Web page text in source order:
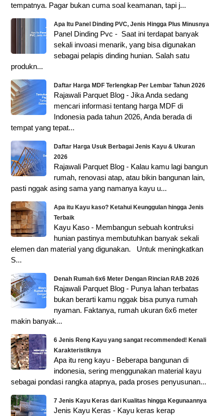
tempatnya. Pagar bukan cuma soal keamanan, tapi j...
Apa Itu Panel Dinding PVC, Jenis Hingga Plus Minusnya
Panel Dinding Pvc - Saat ini terdapat banyak
sekali invoasi menarik, yang bisa digunakan
sebagai pelapis dinding hunian. Salah satu
produkn...
Daftar Harga MDF Terlengkap Per Lembar Tahun 2026
Rajawali Parquet Blog - Jika Anda sedang
mencari informasi tentang harga MDF di
Indonesia pada tahun 2026, Anda berada di
tempat yang tepat...
Daftar Harga Usuk Berbagai Jenis Kayu & Ukuran
2026
Rajawali Parquet Blog - Kalau kamu lagi bangun
rumah, renovasi atap, atau bikin bangunan lain,
pasti nggak asing sama yang namanya kayu u...
Apa itu Kayu kaso? Ketahui Keunggulan hingga Jenis
Terbaik
Kayu Kaso - Membangun sebuah kontruksi
hunian pastinya membutuhkan banyak sekali
elemen dan material yang digunakan. Untuk meningkatkan
S...
Denah Rumah 6x6 Meter Dengan Rincian RAB 2026
Rajawali Parquet Blog - Punya lahan terbatas
bukan berarti kamu nggak bisa punya rumah
nyaman. Faktanya, rumah ukuran 6x6 meter
makin banyak...
6 Jenis Reng Kayu yang sangat recommended! Kenali
Karakteristiknya
Apa itu reng kayu - Beberapa bangunan di
indonesia, sering menggunakan material kayu
sebagai pondasi rangka atapnya, pada proses penyusunan...
7 Jenis Kayu Keras dari Kualitas hingga Kegunaannya
Jenis Kayu Keras - Kayu keras kerap